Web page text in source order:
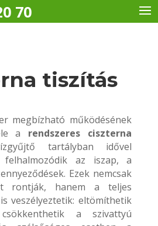
70
tiszítás
megbízható működésének
a rendszeres ciszterna
tartályban idővel
felhalmozódik az iszap, a
Ezek nemcsak
rontják, hanem a teljes
veszélyeztetik: eltömíthetik
a szivattyú